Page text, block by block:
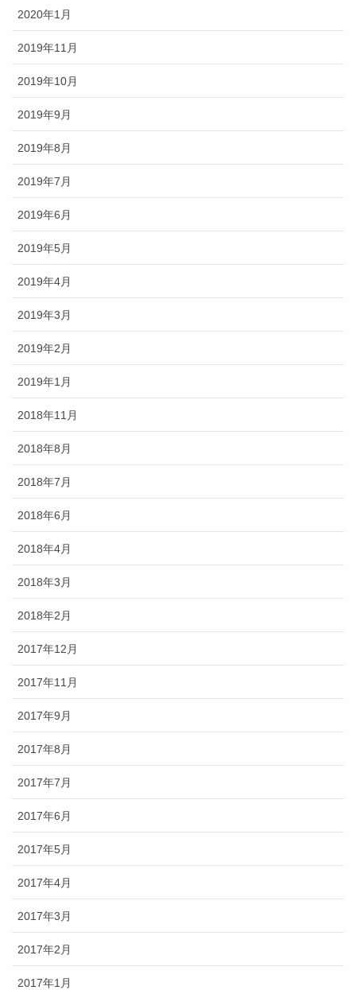
2020年1月
2019年11月
2019年10月
2019年9月
2019年8月
2019年7月
2019年6月
2019年5月
2019年4月
2019年3月
2019年2月
2019年1月
2018年11月
2018年8月
2018年7月
2018年6月
2018年4月
2018年3月
2018年2月
2017年12月
2017年11月
2017年9月
2017年8月
2017年7月
2017年6月
2017年5月
2017年4月
2017年3月
2017年2月
2017年1月